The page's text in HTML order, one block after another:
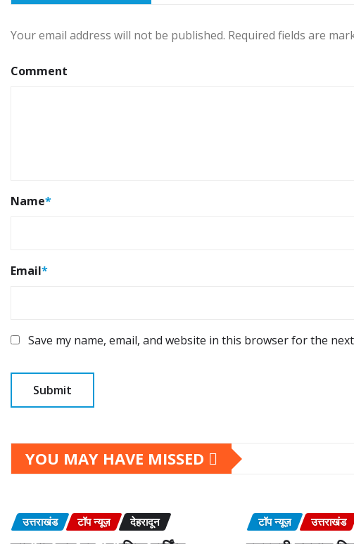
Your email address will not be published. Required fields are
Comment
Name*
Email*
Save my name, email, and website in this browser for the
YOU MAY HAVE MISSED
उत्तराखंड टॉप न्यूज़ देहरादून टॉप न्यूज़ उत्तराखंड